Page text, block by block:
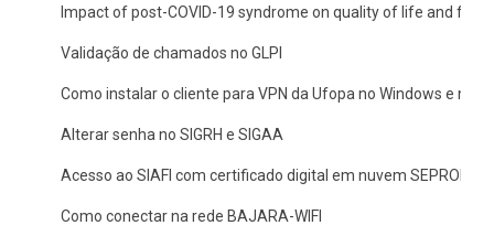
Impact of post-COVID-19 syndrome on quality of life and
Validação de chamados no GLPI
Como instalar o cliente para VPN da Ufopa no Windows e no
Alterar senha no SIGRH e SIGAA
Acesso ao SIAFI com certificado digital em nuvem SEPROID
Como conectar na rede BAJARA-WIFI